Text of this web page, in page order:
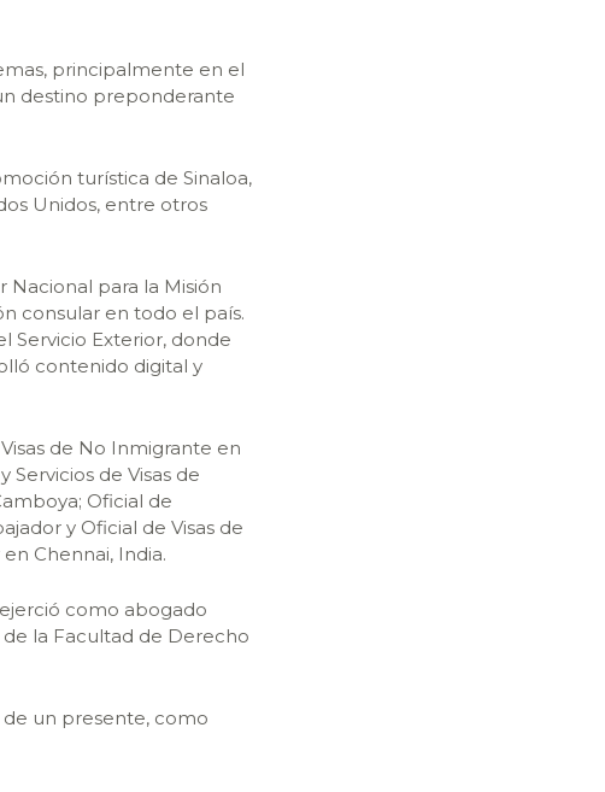
principalmente en el
destino preponderante
turística de Sinaloa,
Unidos, entre otros
para la Misión
consular en todo el país.
Servicio Exterior, donde
contenido digital y
de No Inmigrante en
Servicios de Visas de
Oficial de
y Oficial de Visas de
Chennai, India.
como abogado
de la Facultad de Derecho
un presente, como